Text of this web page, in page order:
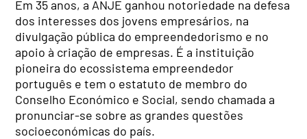
Em 35 anos, a ANJE ganhou notoriedade na defesa
dos interesses dos jovens empresários, na
divulgação pública do empreendedorismo e no
apoio à criação de empresas. É a instituição
pioneira do ecossistema empreendedor
português e tem o estatuto de membro do
Conselho Económico e Social, sendo chamada a
pronunciar-se sobre as grandes questões
socioeconómicas do país.